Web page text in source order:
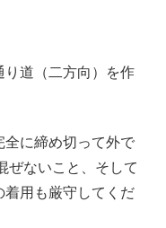
り道（二方向）を作
に締め切って外で
ぜないこと、そして
着用も厳守してくだ